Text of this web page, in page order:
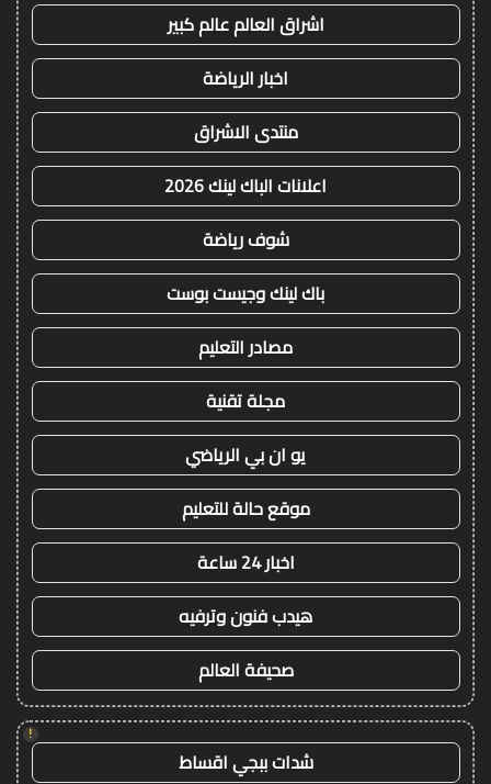
اشراق العالم عالم كبير
اخبار الرياضة
منتدى الاشراق
اعلانات الباك لينك 2026
شوف رياضة
باك لينك وجيست بوست
مصادر التعليم
مجلة تقنية
يو ان بي الرياضي
موقع حالة للتعليم
اخبار 24 ساعة
هيدب فنون وترفيه
صحيفة العالم
!
شدات ببجي اقساط